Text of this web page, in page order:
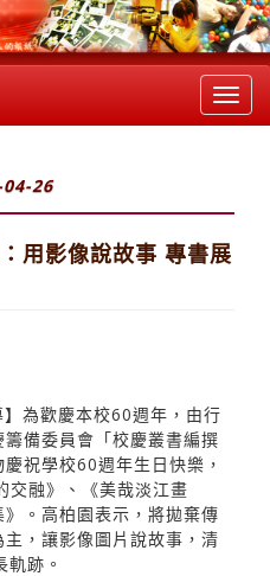
26
用影像說故事 專書展
】為歡慶本校60週年，由行
備委員會「校慶叢書編撰
祝學校60週年生日快樂，
融》、《美哉淡江畫
。高柏園表示，將拋棄傳
，讓影像圖片說故事，清
跡。